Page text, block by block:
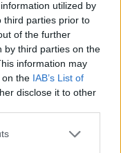
utilized by
third parties prior to
of the further
by third parties on the
information may
on the IAB’s List of
disclose it to other
Daniel Arsham hatte von
Werkzeug.
auch in meinen